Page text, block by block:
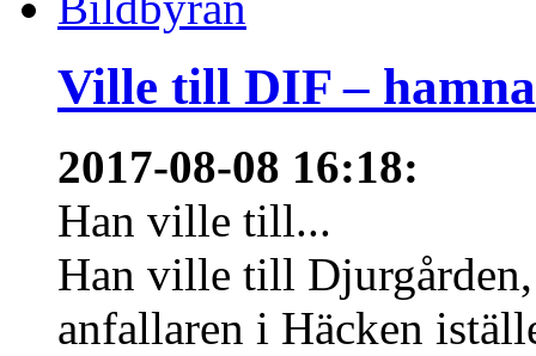
Ville till DIF –
2017-08-08 16:18:
Han ville till...
Han ville till Djurgården,
anfallaren i Häcken